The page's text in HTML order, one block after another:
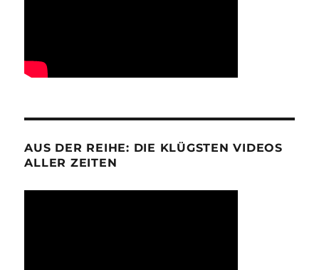
AUS DER REIHE: DIE KLÜGSTEN VIDEOS
ALLER ZEITEN